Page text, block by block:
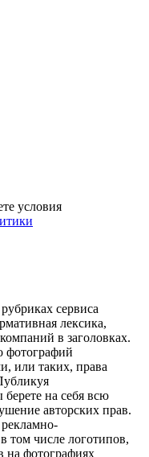
условия
сервиса
лексика,
в заголовках.
фотографий
или таких, права
на себя всю
авторских прав.
том числе логотипов,
на фотографиях